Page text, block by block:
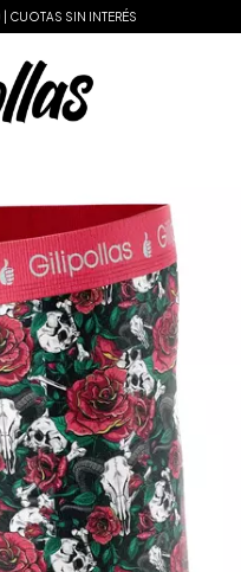
CUOTAS SIN INTERÉS